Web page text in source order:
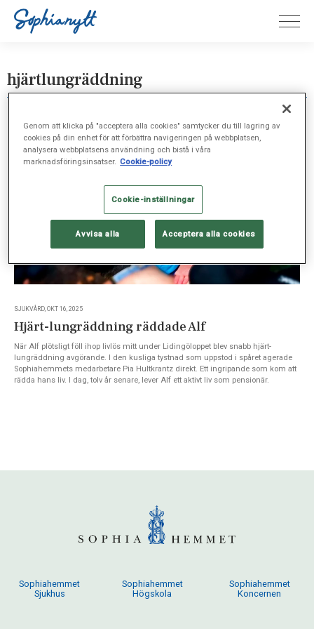
hjärtlungräddning
SJUKVÅRD, OKT 16, 2025
Hjärt-lungräddning räddade Alf
När Alf plötsligt föll ihop livlös mitt under Lidingöloppet blev snabb hjärt-
lungräddning avgörande. I den kusliga tystnad som uppstod i spåret agerade
Sophiahemmets medarbetare Pia Hultkrantz direkt. Ett ingripande som kom att
rädda hans liv. I dag, tolv år senare, lever Alf ett aktivt liv som pensionär.
Sophiahemmet
Sjukhus
Sophiahemmet
Högskola
Sophiahemmet
Koncernen
Genom att klicka på "acceptera alla cookies" samtycker du till lagring av
cookies på din enhet för att förbättra navigeringen på webbplatsen,
analysera webbplatsens användning och bistå i våra
marknadsföringsinsatser. Cookie-policy
Cookie-inställningar
Avvisa alla Acceptera alla cookies